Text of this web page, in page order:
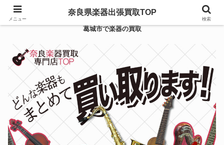
葛城市で楽器の買取
メニュー
奈良県楽器出張買取TOP
検索